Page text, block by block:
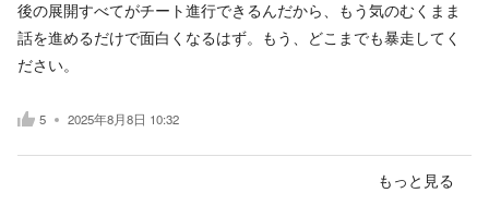
後の展開すべてがチート進行できるんだから、もう気のむくまま
話を進めるだけで面白くなるはず。もう、どこまでも暴走してく
ださい。
5 2025年8月8日 10:32
もっと見る